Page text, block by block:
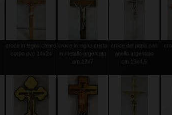
croce in legno chiaro
corpo pvc 14x24
croce in legno cristo
in metallo argentato
cm.12x7
croce del papa con
anello argentato
cm.13x4,5